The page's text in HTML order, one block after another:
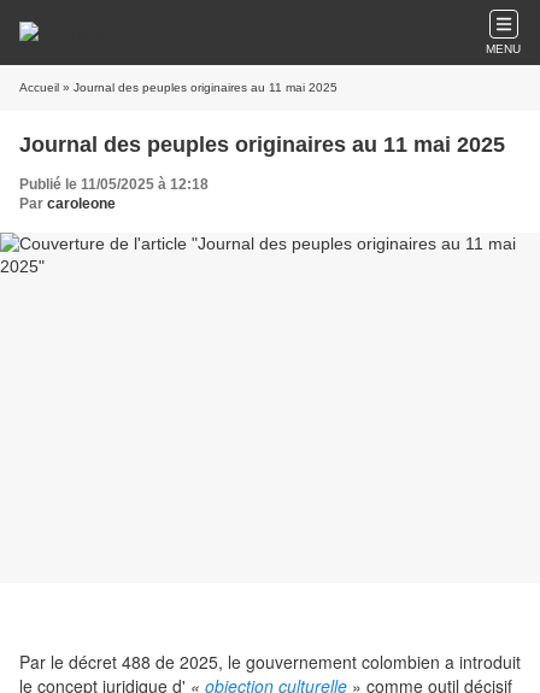
MENU
Accueil » Journal des peuples originaires au 11 mai 2025
Journal des peuples originaires au 11 mai 2025
Publié le 11/05/2025 à 12:18
Par caroleone
Par le décret 488 de 2025, le gouvernement colombien a introduit
le concept juridique d' « objection culturelle » comme outil décisif